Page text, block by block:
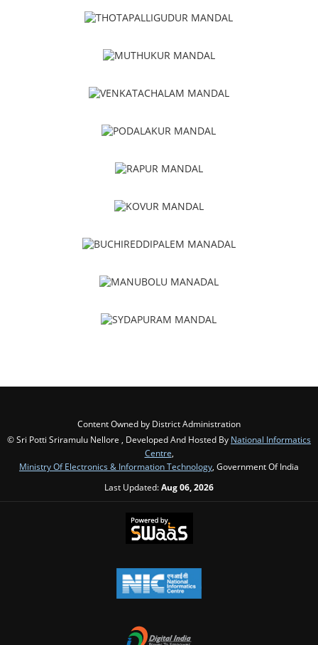
Content Owned by District Administration
© Sri Potti Sriramulu Nellore , Developed And Hosted By National Informatics
Centre,
Ministry Of Electronics & Information Technology, Government Of India
Last Updated:Aug 06, 2026